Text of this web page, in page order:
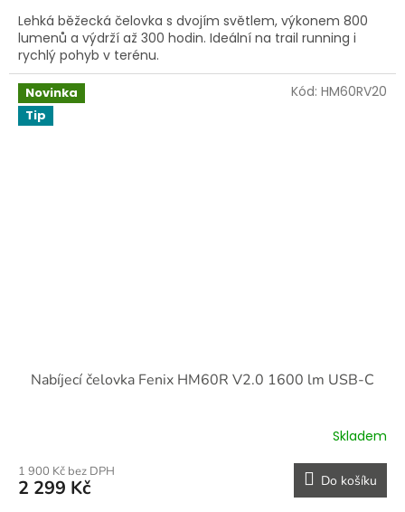
Lehká běžecká čelovka s dvojím světlem, výkonem 800
lumenů a výdrží až 300 hodin. Ideální na trail running i
rychlý pohyb v terénu.
Novinka
Tip
Nabíjecí čelovka Fenix HM60R V2.0 1600 lm USB-C
Skladem
1 900 Kč bez DPH
2 299 Kč Do košíku
Kód: HM60RV20